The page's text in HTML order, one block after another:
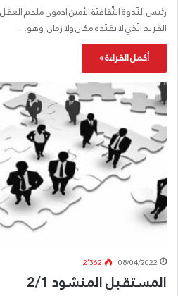
رئيس النّدوة الثّقافيّة الأمين ادمون ملحم
الفريد الّذي لا يقيّده مكان ولا زمان. وهو…
أكمل القراءة »
08/04/2022 2٬362
المستقبل المنشود 2/1